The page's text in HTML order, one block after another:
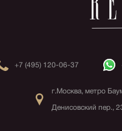
+7 (495) 120-06-37
г.Москва, метро
Денисовский пер.,